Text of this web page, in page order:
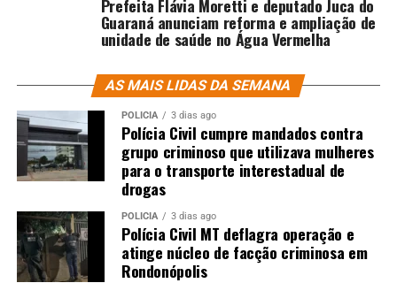
Prefeita Flávia Moretti e deputado Juca do
Guaraná anunciam reforma e ampliação de
unidade de saúde no Água Vermelha
AS MAIS LIDAS DA SEMANA
POLÍCIA 3 dias ago
Polícia Civil cumpre mandados contra
grupo criminoso que utilizava mulheres
para o transporte interestadual de
drogas
POLÍCIA 3 dias ago
Polícia Civil MT deflagra operação e
atinge núcleo de facção criminosa em
Rondonópolis